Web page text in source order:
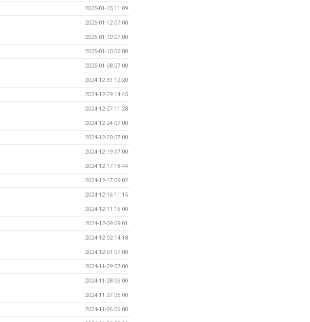
2025-01-15 11:09
2025-01-12 07:00
2025-01-10 07:00
2025-01-10 06:00
2025-01-08 07:00
2024-12-31 12:20
2024-12-29 14:45
2024-12-27 11:28
2024-12-24 07:00
2024-12-20 07:00
2024-12-19 07:00
2024-12-17 18:44
2024-12-17 09:02
2024-12-16 11:15
2024-12-11 16:00
2024-12-09 09:01
2024-12-02 14:18
2024-12-01 07:00
2024-11-29 07:00
2024-11-28 06:00
2024-11-27 06:00
2024-11-26 06:00